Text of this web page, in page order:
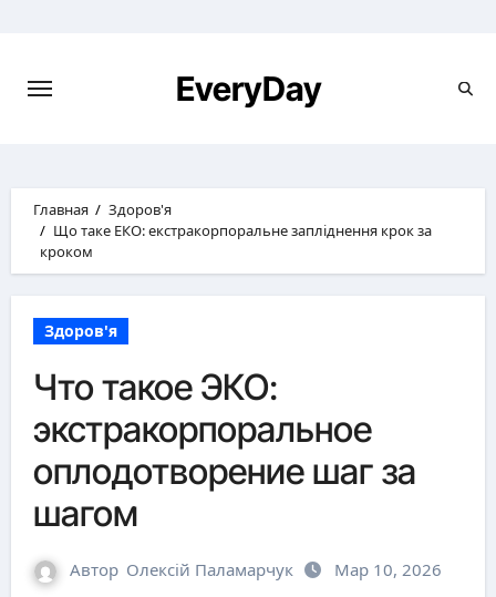
EveryDay
Главная
Здоров'я
Що таке ЕКО: екстракорпоральне запліднення крок за
кроком
Здоров'я
Что такое ЭКО:
экстракорпоральное
оплодотворение шаг за
шагом
Автор Олексій Паламарчук Мар 10, 2026